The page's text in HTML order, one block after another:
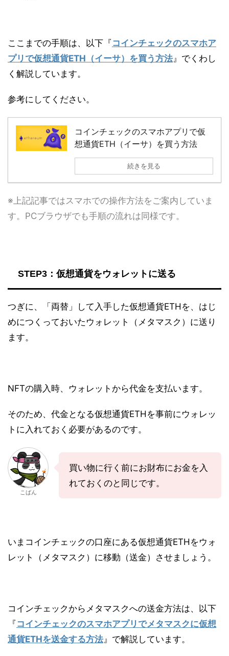
ここまでの手順は、以下『コインチェックのスマホア
プリで仮想通貨ETH（イーサ）を買う方法』でくわし
く解説しています。
参考にしてください。
コインチェックのスマホアプリで仮
想通貨ETH（イーサ）を買う方法
続きを見る
※上記記事ではスマホでの操作方法をご案内していま
す。PCブラウザでも手順の流れは同様です。
STEP3：仮想通貨をウォレットに送る
つぎに、「両替」して入手した仮想通貨ETHを、はじ
めにつくっておいたウォレット（メタマスク）に送り
ます。
NFTの購入時、ウォレットから代金を支払います。
そのため、代金となる仮想通貨ETHを事前にウォレッ
トに入れておく必要があるのです。
こばん
買い物に行く前にお財布にお金を入
れておくのと同じです。
いまコインチェックの口座にある仮想通貨ETHをウォ
レット（メタマスク）に移動（送金）させましょう。
コインチェックからメタマスクへの送金方法は、以下
『コインチェックのスマホアプリでメタマスクに仮想
通貨ETHを送金する方法』で解説しています。